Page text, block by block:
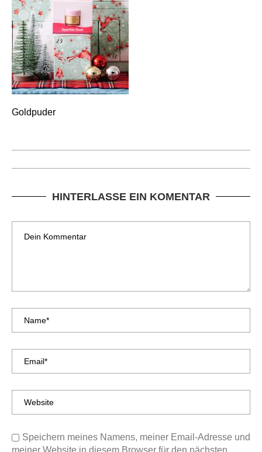
Goldpuder
HINTERLASSE EIN KOMENTAR
Speichern meines Namens, meiner Email-Adresse und
meiner Website in diesem Browser für den nächsten